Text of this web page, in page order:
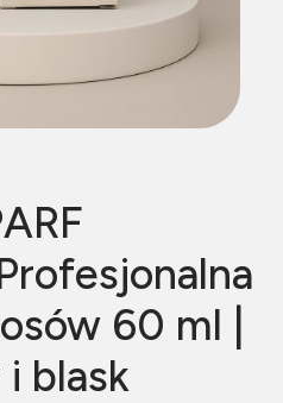
60 ml |
i blask